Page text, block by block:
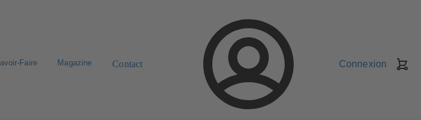
Faire Magazine Contact Connexion